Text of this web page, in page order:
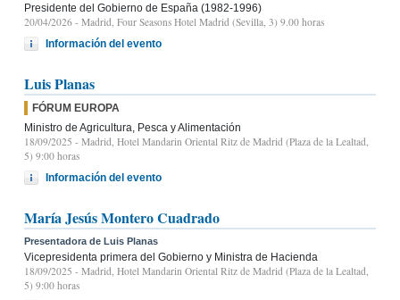
Presidente del Gobierno de España (1982-1996)
20/04/2026 - Madrid, Four Seasons Hotel Madrid (Sevilla, 3) 9.00 horas
Información del evento
Luis Planas
FÓRUM EUROPA
Ministro de Agricultura, Pesca y Alimentación
18/09/2025 - Madrid, Hotel Mandarin Oriental Ritz de Madrid (Plaza de la Lealtad,
5) 9:00 horas
Información del evento
María Jesús Montero Cuadrado
Presentadora de Luis Planas
Vicepresidenta primera del Gobierno y Ministra de Hacienda
18/09/2025 - Madrid, Hotel Mandarin Oriental Ritz de Madrid (Plaza de la Lealtad,
5) 9:00 horas